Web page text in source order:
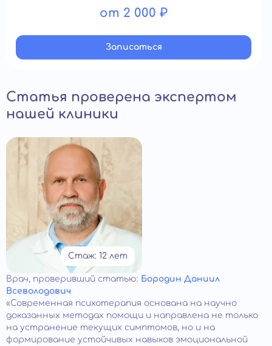
от 2 000 ₽
Записатьcя
Статья проверена экспертом
нашей клиники
Стаж: 12 лет
Врач, проверивший статью: Бородин Даниил
Всеволодович
«Современная психотерапия основана на научно
доказанных методах помощи и направлена не только
на устранение текущих симптомов, но и на
формирование устойчивых навыков эмоциональной